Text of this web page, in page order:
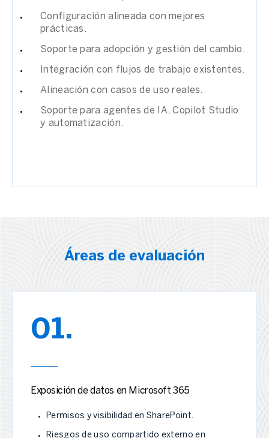
Configuración alineada con mejores
prácticas.
Soporte para adopción y gestión del cambio.
Integración con flujos de trabajo existentes.
Alineación con casos de uso reales.
Soporte para agentes de IA, Copilot Studio
y automatización.
Áreas de evaluación
01.
Exposición de datos en Microsoft 365
Permisos y visibilidad en SharePoint.
Riesgos de uso compartido externo en